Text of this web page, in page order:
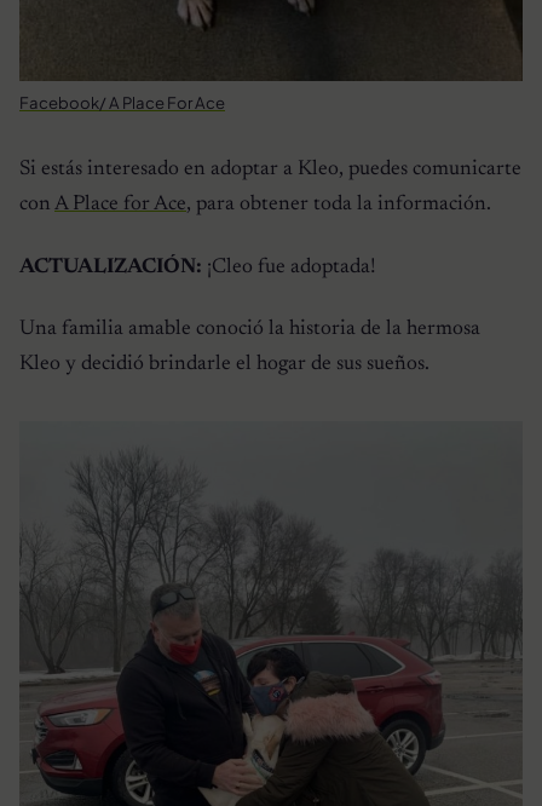
Facebook/ A Place For Ace
Si estás interesado en adoptar a Kleo, puedes comunicarte
con A Place for Ace, para obtener toda la información.
ACTUALIZACIÓN: ¡Cleo fue adoptada!
Una familia amable conoció la historia de la hermosa
Kleo y decidió brindarle el hogar de sus sueños.